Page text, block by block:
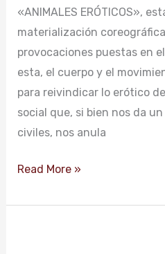
«ANIMALES ERÓTICOS»,
materialización
provocaciones puestas en el
esta, el cuerpo y el
para reivindicar lo erótico
social que, si bien nos da
civiles, nos anula
Read More »